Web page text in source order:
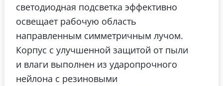
светодиодная подсветка эффективно
освещает рабочую область
направленным симметричным лучом.
Корпус с улучшенной защитой от пыли
и влаги выполнен из ударопрочного
нейлона с резиновыми